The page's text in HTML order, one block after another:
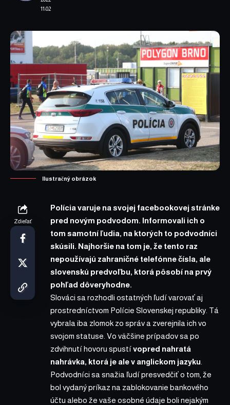
11:02
Ilustračný obrázok
Zdieľať
Polícia varuje na svojej facebookovej stránke
pred novým podvodom. Informovali ich o
tom samotní ľudia, na ktorých to podvodníci
skúsili. Najhoršie na tom je, že tento raz
nepoužívajú zahraničné telefónne čísla, ale
slovenskú predvoľbu, ktorá pôsobí na prvý
pohľad dôveryhodne.
Slováci sa rozhodli ostatných ľudí varovať aj
prostredníctvom Polície Slovenskej republiky. Tá
vybrala iba zlomok zo správ a zverejnila ich vo
svojom statuse. Vo väčšine prípadov sa po
zdvihnutí hovoru spustívopred nahratá
nahrávka, ktorá je ale v anglickom jazyku
Podvodníci sa snažia ľudí presvedčiť o tom, že
bol vydaný príkaz na zablokovanie bankového
účtu alebo že vaše osobné údaje boli nejakým